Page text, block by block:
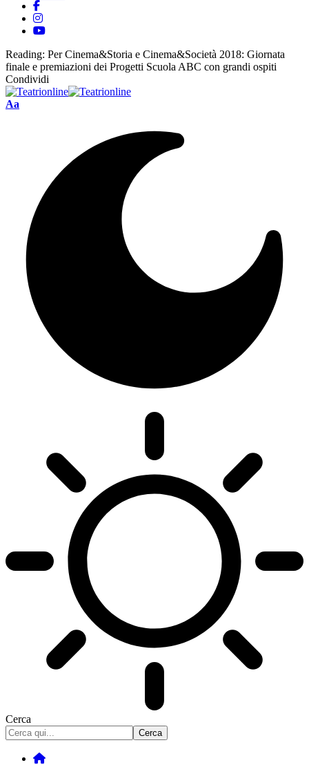
Reading: Per Cinema&Storia e Cinema&Società 2018: Giornata
finale e premiazioni dei Progetti Scuola ABC con grandi ospiti
Condividi
Font
Aa
Cerca